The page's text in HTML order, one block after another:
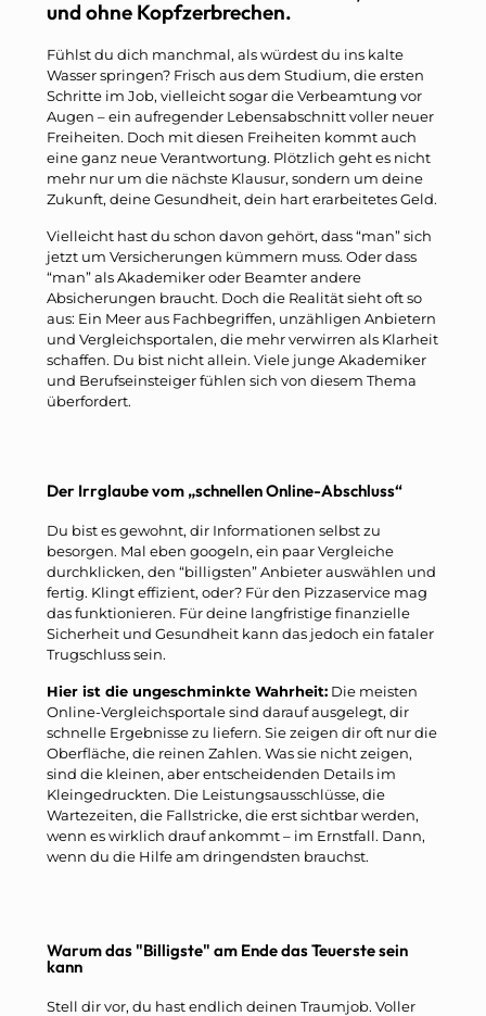
und ohne Kopfzerbrechen.
Fühlst du dich manchmal, als würdest du ins kalte
Wasser springen? Frisch aus dem Studium, die ersten
Schritte im Job, vielleicht sogar die Verbeamtung vor
Augen – ein aufregender Lebensabschnitt voller neuer
Freiheiten. Doch mit diesen Freiheiten kommt auch
eine ganz neue Verantwortung. Plötzlich geht es nicht
mehr nur um die nächste Klausur, sondern um deine
Zukunft, deine Gesundheit, dein hart erarbeitetes Geld.
Vielleicht hast du schon davon gehört, dass “man” sich
jetzt um Versicherungen kümmern muss. Oder dass
“man” als Akademiker oder Beamter andere
Absicherungen braucht. Doch die Realität sieht oft so
aus: Ein Meer aus Fachbegriffen, unzähligen Anbietern
und Vergleichsportalen, die mehr verwirren als Klarheit
schaffen. Du bist nicht allein. Viele junge Akademiker
und Berufseinsteiger fühlen sich von diesem Thema
überfordert.
Der Irrglaube vom „schnellen Online-Abschluss“
Du bist es gewohnt, dir Informationen selbst zu
besorgen. Mal eben googeln, ein paar Vergleiche
durchklicken, den “billigsten” Anbieter auswählen und
fertig. Klingt effizient, oder? Für den Pizzaservice mag
das funktionieren. Für deine langfristige finanzielle
Sicherheit und Gesundheit kann das jedoch ein fataler
Trugschluss sein.
Hier ist die ungeschminkte Wahrheit: Die meisten
Online-Vergleichsportale sind darauf ausgelegt, dir
schnelle Ergebnisse zu liefern. Sie zeigen dir oft nur die
Oberfläche, die reinen Zahlen. Was sie nicht zeigen,
sind die kleinen, aber entscheidenden Details im
Kleingedruckten. Die Leistungsausschlüsse, die
Wartezeiten, die Fallstricke, die erst sichtbar werden,
wenn es wirklich drauf ankommt – im Ernstfall. Dann,
wenn du die Hilfe am dringendsten brauchst.
Warum das "Billigste" am Ende das Teuerste sein
kann
Stell dir vor, du hast endlich deinen Traumjob. Voller